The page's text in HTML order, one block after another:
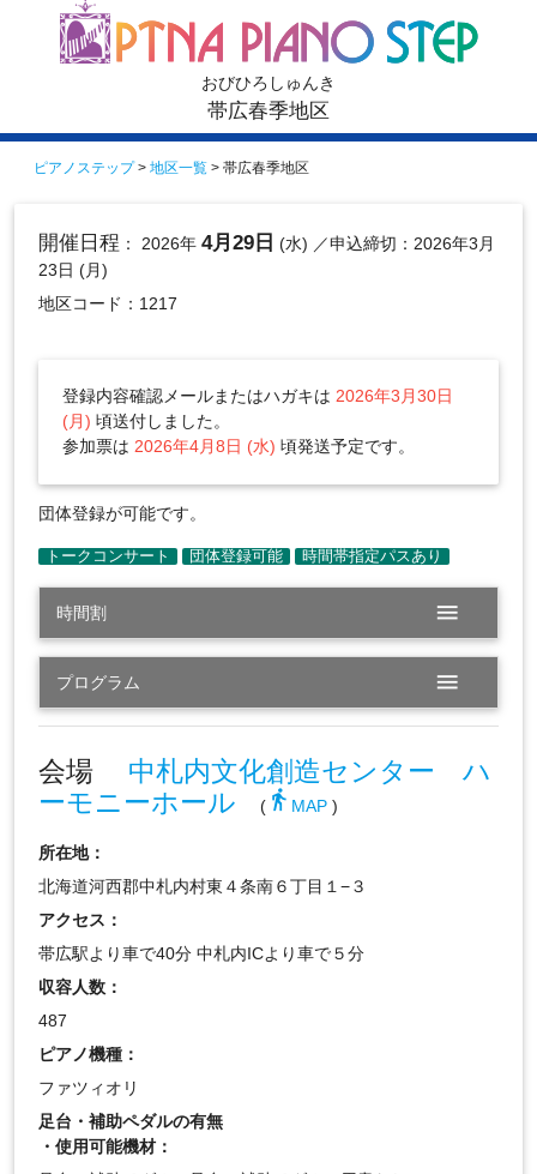
おびひろしゅんき
帯広春季地区
ピアノステップ> 地区一覧 > 帯広春季地区
開催日程 ： 2026年 4月29日 (水) ／申込締切：2026年3月
23日 (月)
地区コード：1217
登録内容確認メールまたはハガキは 2026年3月30日
(月) 頃送付しました。
参加票は 2026年4月8日 (水) 頃発送予定です。
団体登録が可能です。
時間割 menu
プログラム menu
会場 中札内文化創造センター ハ
ーモニーホール
(directions_walk MAP)
所在地：
北海道河西郡中札内村東４条南６丁目１−３
アクセス：
帯広駅より車で40分 中札内ICより車で５分
収容人数：
487
ピアノ機種：
ファツィオリ
足台・補助ペダルの有無
・使用可能機材：